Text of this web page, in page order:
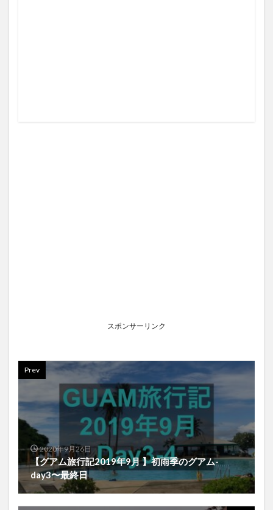
スポンサーリンク
Prev
2020年9月26日
【グアム旅行記2019年9月 】初雨季のグアム-
day3〜最終日